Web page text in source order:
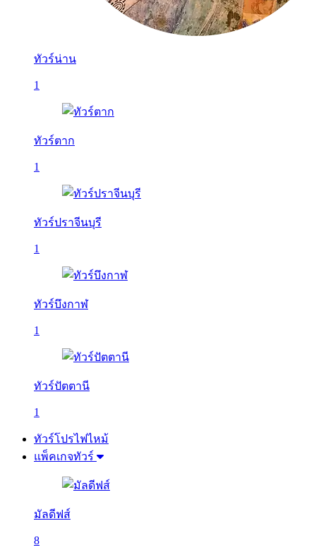
ทัวร์น่าน
1
ทัวร์ตาก
1
ทัวร์ปราจีนบุรี
1
ทัวร์บึงกาฬ
1
ทัวร์ปัตตานี
1
ทัวร์โปรไฟไหม้
แพ็คเกจทัวร์
มัลดีฟส์
8